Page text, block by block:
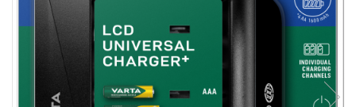
Sisteme de management (BMS)
Redresoare, incarcatoare si testere
stationare